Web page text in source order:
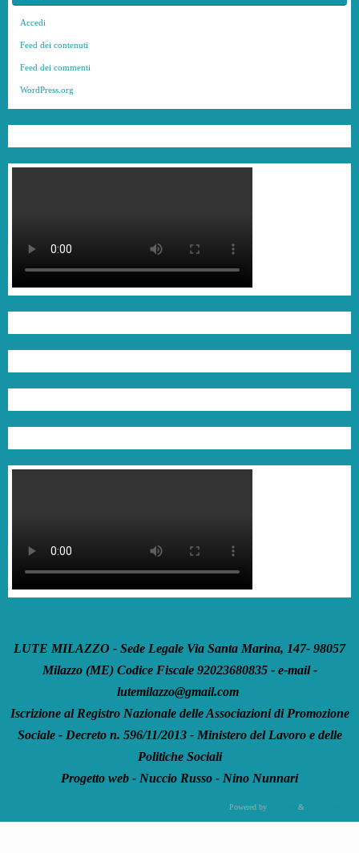
Accedi
Feed dei contenuti
Feed dei commenti
WordPress.org
LUTE MILAZZO - Sede Legale Via Santa Marina, 147- 98057
Milazzo (ME) Codice Fiscale 92023680835 - e-mail -
lutemilazzo@gmail.com
Iscrizione al Registro Nazionale delle Associazioni di Promozione
Sociale - Decreto n. 596/11/2013 - Ministero del Lavoro e delle
Politiche Sociali
Progetto web - Nuccio Russo - Nino Nunnari
Powered by &